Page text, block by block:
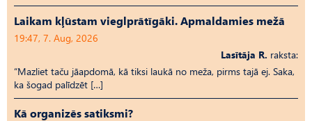
Laikam kļūstam vieglprātīgāki. Apmaldamies mežā
19:47, 7. Aug, 2026
Lasītāja R. raksta:
“Mazliet taču jāapdomā, kā tiksi laukā no meža, pirms tajā ej. Saka,
ka šogad palīdzēt […]
Kā organizēs satiksmi?